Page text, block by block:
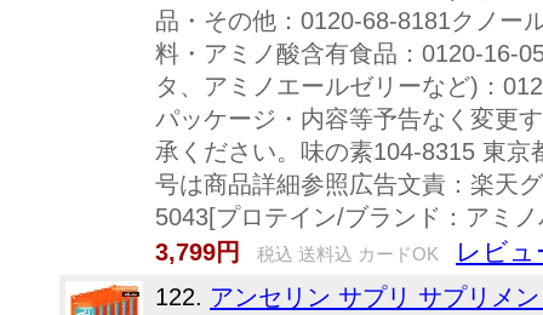
品・その他：0120-68-8181クノー
料・アミノ酸含有食品：0120-16-
タ、アミノエールゼリーなど)：
パッケージ・内容等予告なく変更
承ください。味の素104-8315 東
号は商品詳細参照広告文責：楽天
5043[プロテイン/ブランド：アミ
3,799円
税込 送料込 カードOK レビュ
122. アンセリン サプリ サプリメ